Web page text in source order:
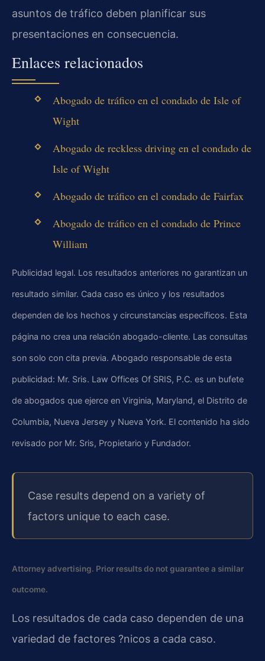
asuntos de tráfico deben planificar sus
presentaciones en consecuencia.
Enlaces relacionados
Abogado de tráfico en el condado de Isle of
Wight
Abogado de reckless driving en el condado de
Isle of Wight
Abogado de tráfico en el condado de Fairfax
Abogado de tráfico en el condado de Prince
William
Publicidad legal. Los resultados anteriores no garantizan un
resultado similar. Cada caso es único y los resultados
dependen de los hechos y circunstancias específicos. Esta
página no crea una relación abogado-cliente. Las consultas
son solo con cita previa. Abogado responsable de esta
publicidad: Mr. Sris. Law Offices Of SRIS, P.C. es un bufete
de abogados que ejerce en Virginia, Maryland, el Distrito de
Columbia, Nueva Jersey y Nueva York. El contenido ha sido
revisado por Mr. Sris, Propietario y Fundador.
Case results depend on a variety of
factors unique to each case.
Attorney advertising. Prior results do not guarantee a similar
outcome.
Los resultados de cada caso dependen de una
variedad de factores ?nicos a cada caso.